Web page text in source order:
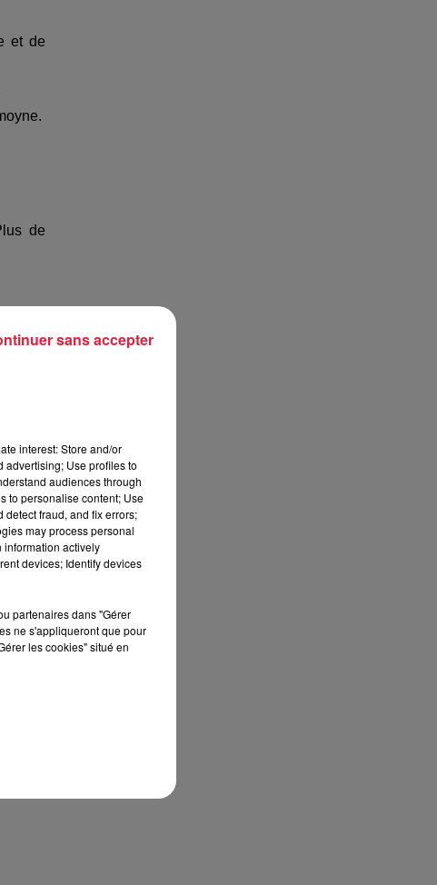
et de
de
interest: Store and/or
advertising; Use profiles to
audiences through
to personalise content; Use
detect fraud, and fix errors;
may process personal
information actively
devices; Identify devices
partenaires dans "Gérer
ne s'appliqueront que pour
les cookies" situé en
sans accepter